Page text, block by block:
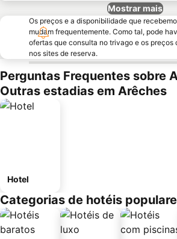
Mostrar mais
Os preços e a disponibilidade que
mudam frequentemente. Como tal, pode
ofertas que consulta no trivago e os preços
nos sites de reserva.
Perguntas Frequentes sobre
Outras estadias em Arêches
Hotel
Categorias de hotéis